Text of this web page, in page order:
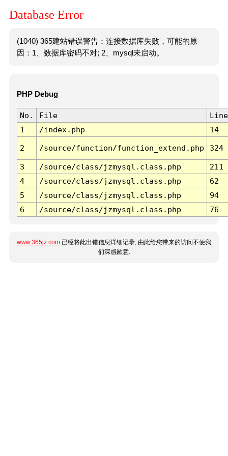
Database Error
(1040) 365建站错误警告：连接数据库失败，可能的原
因：1、数据库密码不对; 2、mysql未启动。
PHP Debug
No. File
Line
1
/index.php 14
2 /source/function/function_extend.php 324
3 /source/class/jzmysql.class.php
211
4
/source/class/jzmysql.class.php
62
5
/source/class/jzmysql.class.php
94
6
/source/class/jzmysql.class.php 76
www.365jz.com 已经将此出错信息详细记录, 由此给您带来的访问不便我
们深感歉意.